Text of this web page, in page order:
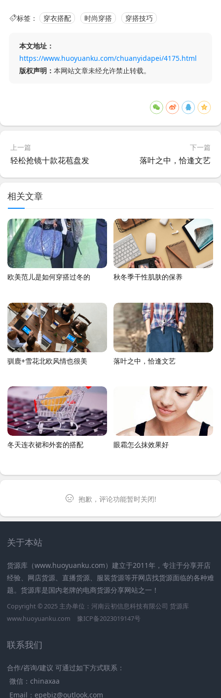
标签： 穿衣搭配 时尚穿搭 穿搭技巧
本文地址：
https://www.huoyuanku.com/chuanyidapei/4175.html
版权声明： 本网站文章未经允许禁止转载。
上一篇
轻松抢镜十款花苞盘发
下一篇
落叶之中，恰逢文艺
相关文章
欧美范儿是如何穿搭过冬的 秋冬季干性肌肤的保养
驯鹿+雪花北欧风情也很美 落叶之中，恰逢文艺
冬天连衣裙和外套的搭配 眼霜怎么抹效果好
抱歉，评论功能暂时关闭!
关于本站
货源库（www.huoyuanku.com）建立于2011年，专注于分享开店
经验、网店货源、直播货源、服装货源等开网店找货源面临的各种难
题。货源库是国内老牌的电商货源分享网站之一！
Copyright © 2025 主办单位：河南云初信息科技有限公司 货源库
www.huoyuanku.com
豫ICP备2023019147号
联系我们
合作/咨询/建议 可通过如下方式联系：
微信：chinaxaa
Email：epebiz@outlook.com